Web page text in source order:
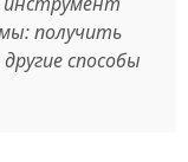
получить
способы